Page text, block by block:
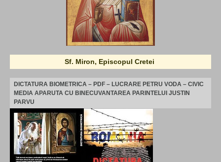
Sf. Miron, Episcopul Cretei
DICTATURA BIOMETRICA – PDF – LUCRARE PETRU VODA – CIVIC
MEDIA APARUTA CU BINECUVANTAREA PARINTELUI JUSTIN
PARVU